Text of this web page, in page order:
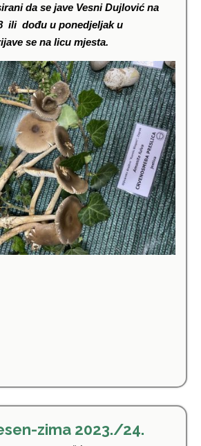
da se jave Vesni Dujlović na
ili dođu u ponedjeljak u
se na licu mjesta.
zima 2023./24.